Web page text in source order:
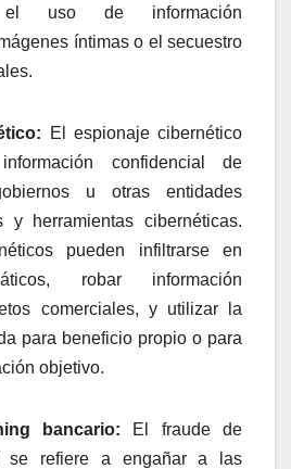
uso de información
íntimas o el secuestro
El espionaje cibernético
confidencial de
u otras entidades
y herramientas cibernéticas.
pueden infiltrarse en
robar información
comerciales, y utilizar la
para beneficio propio o para
objetivo.
bancario: El fraude de
se refiere a engañar a las